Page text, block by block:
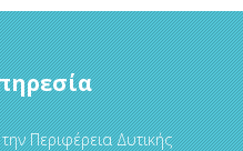
Περιφέρεια Δυτικής